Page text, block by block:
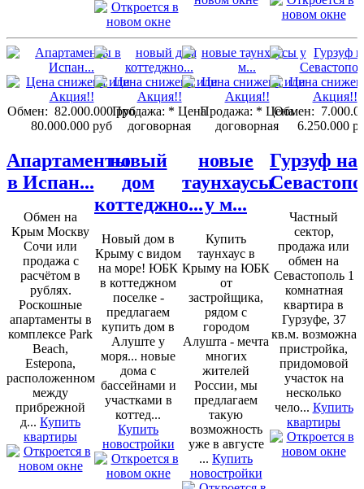
Обмен: 82.000.000 руб
80.000.000 руб
Апартаменты
в Испан...
Обмен на
Крым Москву
Сочи или
продажа с
расчётом в
рублях.
Роскошные
апартаменты в
комплексе Park
Beach,
Estepona,
расположенном
между
прибрежной
д... Купить
квартиры
Продажа: * Цена
договорная
новый
дом
коттеджно...
Новый дом в
Крыму с видом
на море! ЮБК
в коттеджном
поселке -
предлагаем
купить дом в
Алуште у
моря... новые
дома с
бассейнами и
участками в
коттед...
Купить
новостройки
Продажа: * Цена
договорная
новые
таунхаусы
у м...
Купить
таунхаус в
Крыму на ЮБК
от
застройщика,
рядом с
городом
Алушта - мечта
многих
жителей
России, мы
предлагаем
такую
возможность
уже в августе
... Купить
новостройки
Обмен:
6.250.000
Гурзуф на
Частный
сектор,
продажа или
обмен на
Севастополь 1
комнатная
квартира в
Гурзуфе, 37
кв.м. возможна
пристройка,
придомовой
участок на
несколько
чело... Купить
квартиры